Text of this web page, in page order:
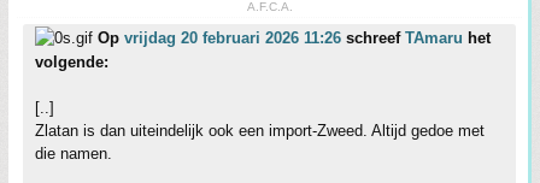
A.F.C.A.
Op vrijdag 20 februari 2026 11:26 schreef TAmaru het
volgende:
[..]
Zlatan is dan uiteindelijk ook een import-Zweed. Altijd gedoe met
die namen.